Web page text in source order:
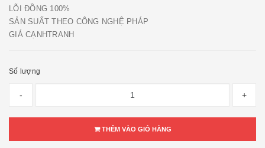
LÕI ĐỒNG 100%
SẢN SUẤT THEO CÔNG NGHỆ PHÁP
GIÁ CẠNHTRANH
Số lượng
- +
THÊM VÀO GIỎ HÀNG